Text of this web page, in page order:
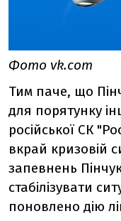
Фото vk.com
Тим паче, що
для порятунку
російської СК
вкрай кризовій
запевнень
стабілізувати
поновлено дію